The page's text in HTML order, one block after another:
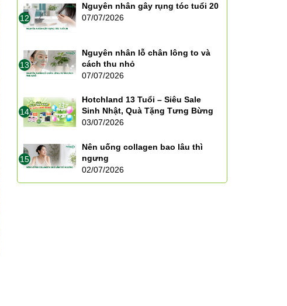
12
Nguyên nhân gây rụng tóc tuổi 20
07/07/2026
13
Nguyên nhân lỗ chân lông to và
cách thu nhỏ
07/07/2026
14
Hotchland 13 Tuổi – Siêu Sale
Sinh Nhật, Quà Tặng Tưng Bừng
03/07/2026
15
Nên uống collagen bao lâu thì
ngưng
02/07/2026